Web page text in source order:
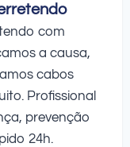
com
a causa,
cabos
Profissional
prevenção
24h.